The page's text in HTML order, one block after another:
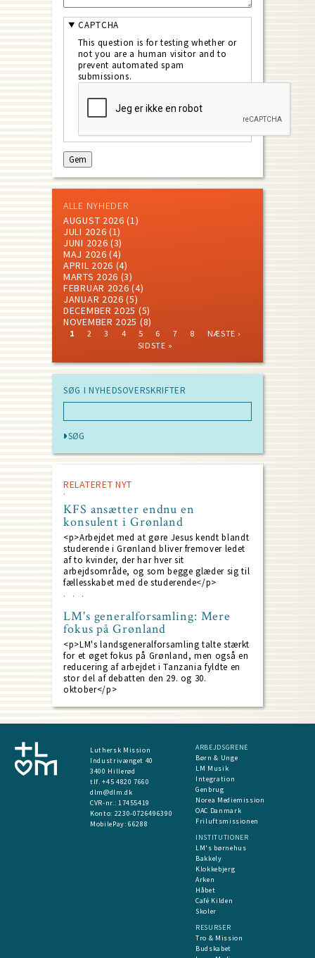
CAPTCHA
This question is for testing whether or
not you are a human visitor and to
prevent automated spam
submissions.
ALLE NYHEDER
AUGUST 2026 (1)
JULI 2026 (1)
JUNI 2026 (3)
MAJ 2026 (4)
APRIL 2026 (4)
MARTS 2026 (3)
FEBRUAR 2026 (4)
JANUAR 2026 (5)
DECEMBER 2025 (5)
NOVEMBER 2025 (8)
CURRENT
1 PAGE
2 PAGE
3 PAGE
4 PAGE
5 PAGE
6 PAGE
7 PAGE
8
NEXT
NÆSTE ›
SIDSTE »
SØG I NYHEDSOVERSKRIFTER
RELATERET NYT
KFS ansætter endnu en
konsulent i Grønland
<p>Arbejdet med at gøre Jesus kendt blandt
studerende i Grønland bliver fremover ledet
af to kvinder, der har hver sit
arbejdsområde, og som begge glæder sig til
fællesskabet med de studerende</p>
LM's generalforsamling: Mere
fokus på Grønland
<p>LM's landsgeneralforsamling talte stærkt
for et øget fokus på Grønland, men også en
reducering af arbejdet i Tanzania fyldte en
stor del af debatten den 29. og 30.
oktober</p>
Luthersk Mission
Industrivænget 40
3400 Hillerød
tlf. +45 4820 7660
dlm@dlm.dk
CVR-nr.: 17455419
​Konto: 2230-0726496390
MobilePay:66288
ARBEJDSGRENE
Børn & Unge
LM Musik
Integration
Genbrug
Norea Mediemission
OAC Danmark
Friluftsmissionen
INSTITUTIONER
LM's børnehus
Bakkely
Klokkebjerg
Arken
Håbet
Café Kilden
Skoler
RESURSER
Tro & Mission
Budskabet